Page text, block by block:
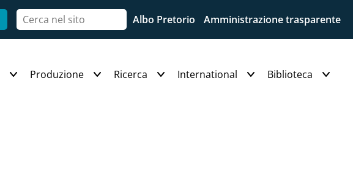
Albo Pretorio Amministrazione trasparente
Produzione Ricerca International Biblioteca